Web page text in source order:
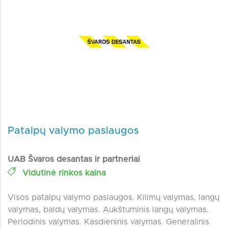
Patalpų valymo paslaugos
UAB Švaros desantas ir partneriai
Vidutinė rinkos kaina
Visos patalpų valymo paslaugos. Kilimų valymas, langų
valymas, baldų valymas. Aukštuminis langų valymas.
Periodinis valymas. Kasdieninis valymas. Generalinis